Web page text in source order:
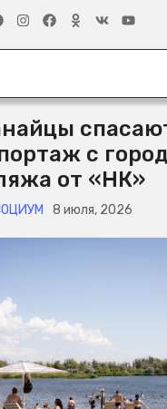
с
от «НК»
8 июля, 2026